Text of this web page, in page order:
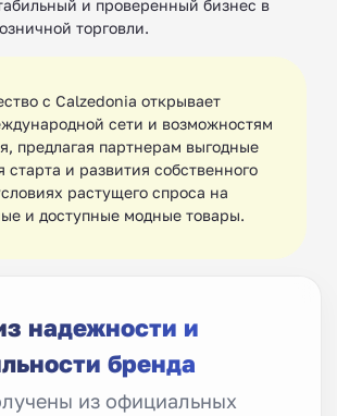
и проверенный бизнес в
торговли.
с Calzedonia открывает
сети и возможностям
предлагая партнерам выгодные
старта и развития собственного
растущего спроса на
и доступные модные товары.
надежности и
бренда
из официальных